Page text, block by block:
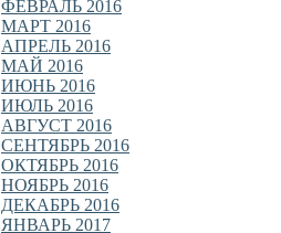
ФЕВРАЛЬ 2016
МАРТ 2016
АПРЕЛЬ 2016
МАЙ 2016
ИЮНЬ 2016
ИЮЛЬ 2016
АВГУСТ 2016
СЕНТЯБРЬ 2016
ОКТЯБРЬ 2016
НОЯБРЬ 2016
ДЕКАБРЬ 2016
ЯНВАРЬ 2017